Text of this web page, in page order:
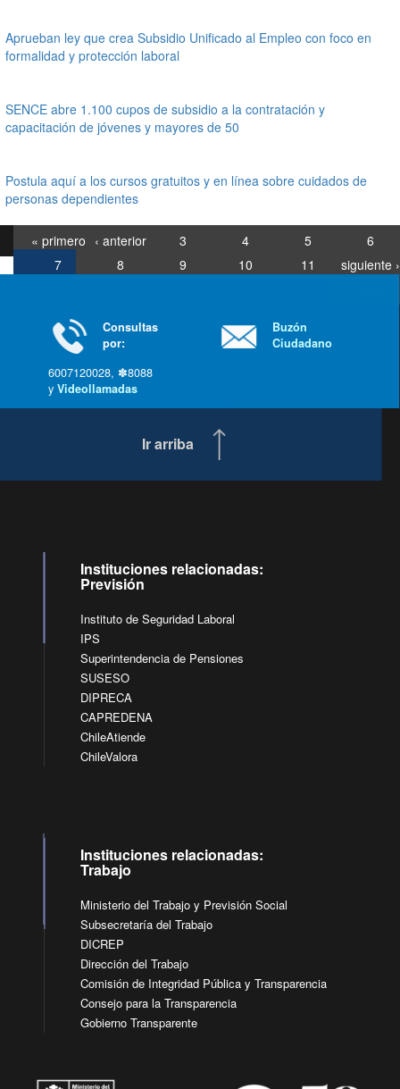
Aprueban ley que crea Subsidio Unificado al Empleo con foco en
formalidad y protección laboral
SENCE abre 1.100 cupos de subsidio a la contratación y
capacitación de jóvenes y mayores de 50
Postula aquí a los cursos gratuitos y en línea sobre cuidados de
personas dependientes
« primero ‹ anterior 3 4 5
6
7
8 9 10 11
siguiente ›
Consultas
por:
6007120028, ✽8088
yVideollamadas
Buzón
Ciudadano
Ir arriba
Instituciones relacionadas:
Previsión
Instituto de Seguridad Laboral
IPS
Superintendencia de Pensiones
SUSESO
DIPRECA
CAPREDENA
ChileAtiende
ChileValora
Instituciones relacionadas:
Trabajo
Ministerio del Trabajo y Previsión Social
Subsecretaría del Trabajo
DICREP
Dirección del Trabajo
Comisión de Integridad Pública y Transparencia
Consejo para la Transparencia
Gobierno Transparente